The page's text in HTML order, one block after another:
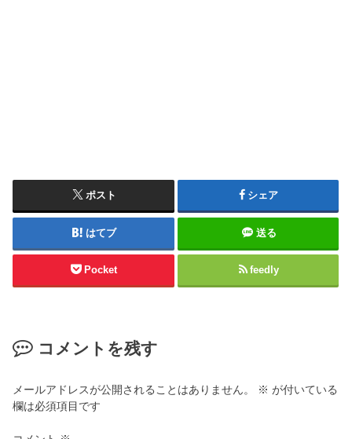
ポスト シェア
はてブ 送る
Pocket feedly
コメントを残す
メールアドレスが公開されることはありません。 ※ が付いている
欄は必須項目です